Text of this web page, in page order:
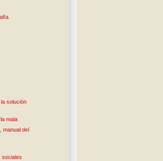
la solución
mala
manual del
sociales